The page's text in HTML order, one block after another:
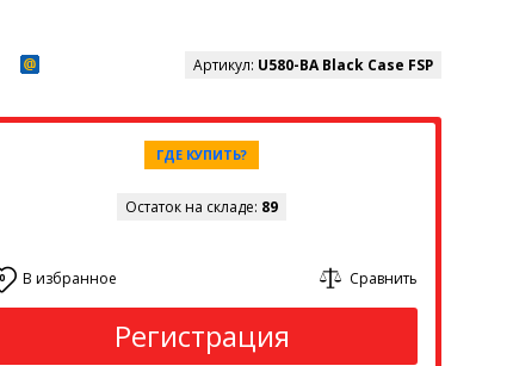
Артикул: U580-BA Black Case FSP
ГДЕ КУПИТЬ?
Остаток на складе: 89
0 В избранное Сравнить
Регистрация